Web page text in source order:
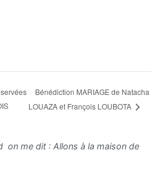
Bénédiction MARIAGE de Natacha
LOUAZA et François LOUBOTA
on me dit : Allons à la maison de